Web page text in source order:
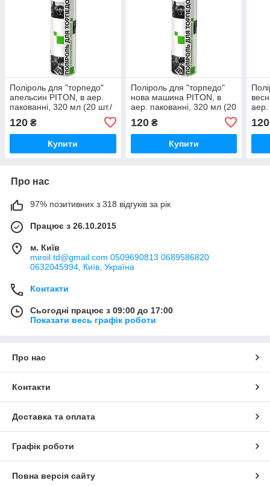
Поліроль для "торпедо"
апельсин PITON, в аер.
пакованні, 320 мл (20 шт./
120 ₴
Купити
Поліроль для "торпедо"
нова машина PITON, в
аер. пакованні, 320 мл (20
120₴
Купити
аер.
120
Про нас
97% позитивних з 318 відгуків за рік
Працює з 26.10.2015
м. Київ
miroil.td@gmail.com 0509690813 0689586820
0632045994, Київ, Україна
Контакти
Сьогодні працює з 09:00 до 17:00
Показати весь графік роботи
Про нас
Контакти
Доставка та оплата
Графік роботи
Повна версія сайту